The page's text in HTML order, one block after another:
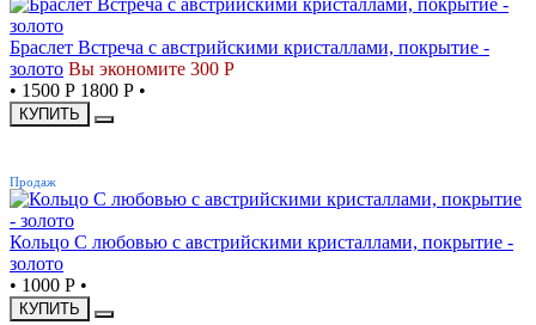
Браслет Встреча с австрийскими кристаллами, покрытие -
золото Вы экономите 300 Р
• 1500 Р 1800 Р •
КУПИТЬ
Продаж
Кольцо С любовью с австрийскими кристаллами, покрытие -
золото
• 1000 Р •
КУПИТЬ